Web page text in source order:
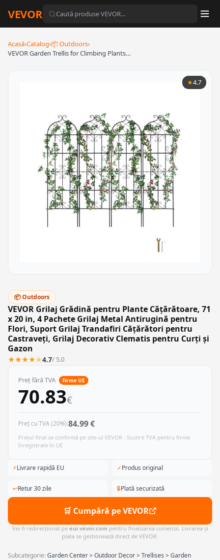
VEVOR
Acasă›Catalog›📦 Outdoors›
VEVOR Garden Trellis for Climbing Plants…
★4.7
📦 Outdoors
VEVOR Grilaj Grădină pentru Plante Cățărătoare, 71
x 20 in, 4 Pachete Grilaj Metal Antirugină pentru
Flori, Suport Grilaj Trandafiri Cățărători pentru
Castraveți, Grilaj Decorativ Clematis pentru Curți și
Gazon
★★★★★4.7/ 5.0
Preț fără TVA Firme UE
70.83€
Preț cu TVA (20%):84.99 €
Prețul final se confirmă pe site-ul VEVOR · Scutire TVA pentru firme
înregistrate în UE
⚡Livrare rapidă EU ✓Produs original
↩Retur 30 zile 🔒Plată securizată
🛒 Cumpără pe VEVOR
Vei fi redirecționat pe eur.vevor.com pentru finalizarea comenzii. Livrarea și
plata se gestionează direct de VEVOR.
Subcategorie:Garden Center > Outdoor Decor > Trellises > Garden